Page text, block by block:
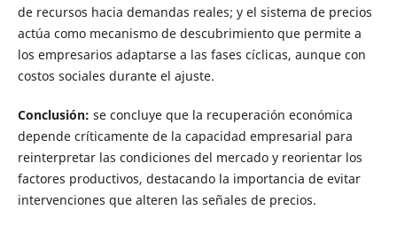
de recursos hacia demandas reales; y el sistema de precios
actúa como mecanismo de descubrimiento que permite a
los empresarios adaptarse a las fases cíclicas, aunque con
costos sociales durante el ajuste.
Conclusión: se concluye que la recuperación económica
depende críticamente de la capacidad empresarial para
reinterpretar las condiciones del mercado y reorientar los
factores productivos, destacando la importancia de evitar
intervenciones que alteren las señales de precios.